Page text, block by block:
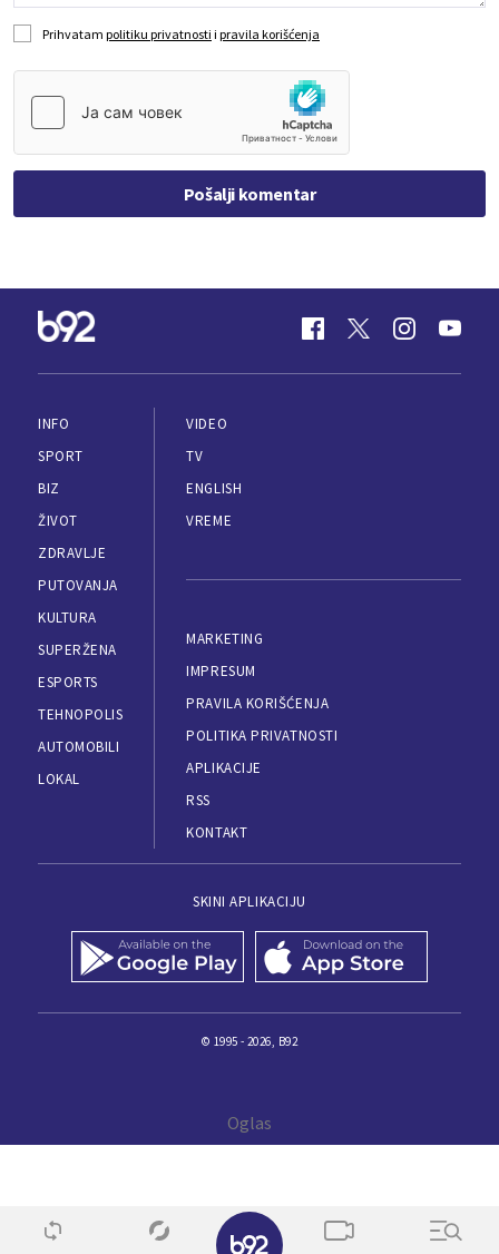
Prihvatam politiku privatnosti i pravila korišćenja
Pošalji komentar
INFO
SPORT
BIZ
ŽIVOT
ZDRAVLJE
PUTOVANJA
KULTURA
SUPERŽENA
ESPORTS
TEHNOPOLIS
AUTOMOBILI
LOKAL
VIDEO
TV
ENGLISH
VREME
MARKETING
IMPRESUM
PRAVILA KORIŠĆENJA
POLITIKA PRIVATNOSTI
APLIKACIJE
RSS
KONTAKT
SKINI APLIKACIJU
© 1995 - 2026, B92
✕